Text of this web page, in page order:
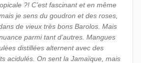
?! C’est fascinant et en même
je sens du goudron et des roses,
de vieux très bons Barolos. Mais
parmi tant d’autres. Mangues
distillées alternent avec des
acidulés. On sent la Jamaïque, mais